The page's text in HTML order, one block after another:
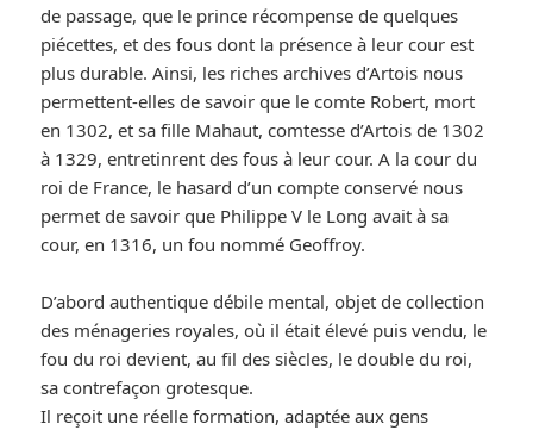
de passage, que le prince récompense de quelques
piécettes, et des fous dont la présence à leur cour est
plus durable. Ainsi, les riches archives d’Artois nous
permettent-elles de savoir que le comte Robert, mort
en 1302, et sa fille Mahaut, comtesse d’Artois de 1302
à 1329, entretinrent des fous à leur cour. A la cour du
roi de France, le hasard d’un compte conservé nous
permet de savoir que Philippe V le Long avait à sa
cour, en 1316, un fou nommé Geoffroy.
D’abord authentique débile mental, objet de collection
des ménageries royales, où il était élevé puis vendu, le
fou du roi devient, au fil des siècles, le double du roi,
sa contrefaçon grotesque.
Il reçoit une réelle formation, adaptée aux gens